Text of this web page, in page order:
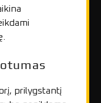
prilygstantį